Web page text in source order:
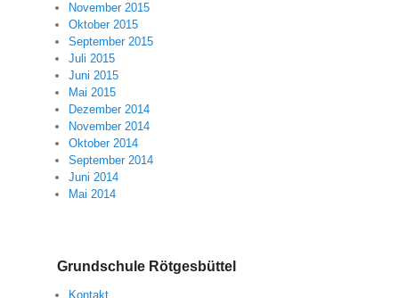
November 2015
Oktober 2015
September 2015
Juli 2015
Juni 2015
Mai 2015
Dezember 2014
November 2014
Oktober 2014
September 2014
Juni 2014
Mai 2014
Grundschule Rötgesbüttel
Kontakt